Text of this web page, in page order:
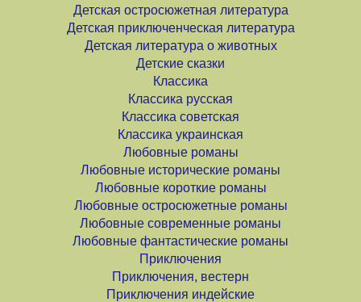
Детская остросюжетная литература
Детская приключенческая литература
Детская литература о животных
Детские сказки
Классика
Классика русская
Классика советская
Классика украинская
Любовные романы
Любовные исторические романы
Любовные короткие романы
Любовные остросюжетные романы
Любовные современные романы
Любовные фантастические романы
Приключения
Приключения, вестерн
Приключения индейские